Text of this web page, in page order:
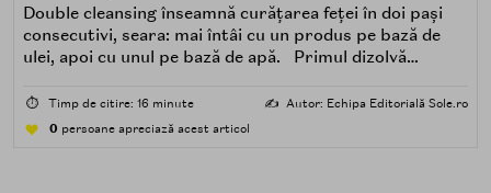
Double cleansing înseamnă curățarea feței în doi pași
consecutivi, seara: mai întâi cu un produs pe bază de
ulei, apoi cu unul pe bază de apă. Primul dizolvă
poluare. Al doilea îndepărtează impuritățile solubile în
⏱️ Timp de citire: 16 minute ✍️ Autor: Echipa Editorială Sole.ro
0 persoane apreciază acest articol